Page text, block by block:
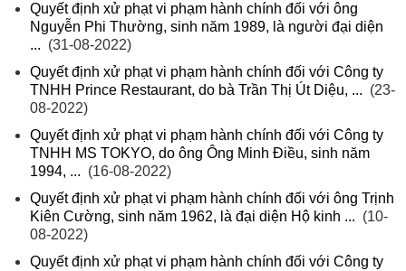
Quyết định xử phạt vi phạm hành chính đối với ông
Nguyễn Phi Thường, sinh năm 1989, là người đại diện
... (31-08-2022)
Quyết định xử phạt vi phạm hành chính đối với Công ty
TNHH Prince Restaurant, do bà Trần Thị Út Diệu, ... (23-
08-2022)
Quyết định xử phạt vi phạm hành chính đối với Công ty
TNHH MS TOKYO, do ông Ông Minh Điều, sinh năm
1994, ... (16-08-2022)
Quyết định xử phạt vi phạm hành chính đối với ông Trịnh
Kiên Cường, sinh năm 1962, là đại diện Hộ kinh ... (10-
08-2022)
Quyết định xử phạt vi phạm hành chính đối với Công ty